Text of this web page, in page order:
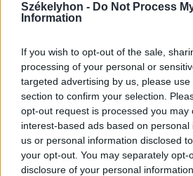
Székelyhon - Do Not Process
Information
If you wish to opt-out of the sale,
processing of your personal or
targeted advertising by us, please
section to confirm your selection.
opt-out request is processed you may
interest-based ads based on
us or personal information disclosed
your opt-out. You may separately opt-
disclosure of your personal
2026. augusztus 06., csütörtök
Két csíki községben
vezetéképítést